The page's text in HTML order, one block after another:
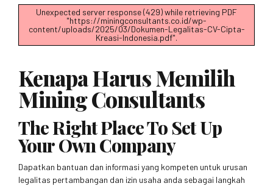
Unexpected server response (429) while retrieving PDF
"https://miningconsultants.co.id/wp-
content/uploads/2025/03/Dokumen-Legalitas-CV-Cipta-
Kreasi-Indonesia.pdf".
Kenapa Harus Memilih
Mining Consultants
The Right Place To Set Up
Your Own Company
Dapatkan bantuan dan informasi yang kompeten untuk urusan
legalitas pertambangan dan izin usaha anda sebagai langkah